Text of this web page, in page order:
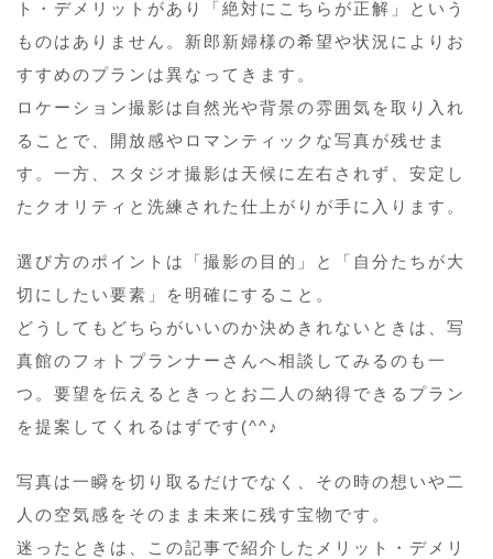
ト・デメリットがあり「絶対にこちらが正解」という
ものはありません。新郎新婦様の希望や状況によりお
すすめのプランは異なってきます。
ロケーション撮影は自然光や背景の雰囲気を取り入れ
ることで、開放感やロマンティックな写真が残せま
す。一方、スタジオ撮影は天候に左右されず、安定し
たクオリティと洗練された仕上がりが手に入ります。
選び方のポイントは「撮影の目的」と「自分たちが大
切にしたい要素」を明確にすること。
どうしてもどちらがいいのか決めきれないときは、写
真館のフォトプランナーさんへ相談してみるのも一
つ。要望を伝えるときっとお二人の納得できるプラン
を提案してくれるはずです(^^♪
写真は一瞬を切り取るだけでなく、その時の想いや二
人の空気感をそのまま未来に残す宝物です。
迷ったときは、この記事で紹介したメリット・デメリ